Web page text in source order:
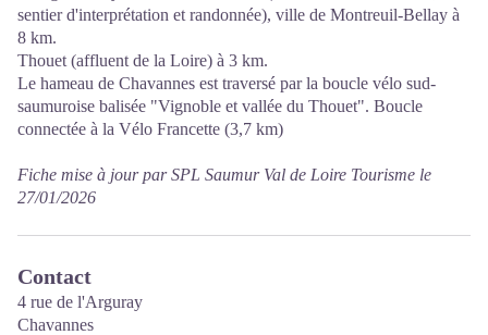
sentier d'interprétation et randonnée), ville de Montreuil-Bellay à
8 km.
Thouet (affluent de la Loire) à 3 km.
Le hameau de Chavannes est traversé par la boucle vélo sud-
saumuroise balisée "Vignoble et vallée du Thouet". Boucle
connectée à la Vélo Francette (3,7 km)
Fiche mise à jour par SPL Saumur Val de Loire Tourisme le
27/01/2026
Contact
4 rue de l'Arguray
Chavannes